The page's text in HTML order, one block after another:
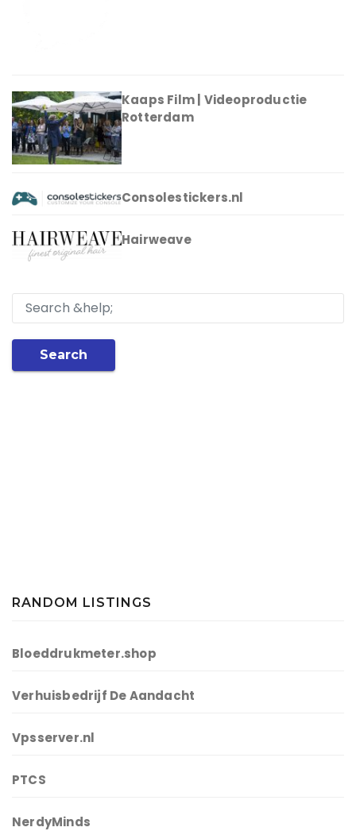
Kaaps Film | Videoproductie
Rotterdam
Consolestickers.nl
Hairweave
Search
RANDOM LISTINGS
Bloeddrukmeter.shop
Verhuisbedrijf De Aandacht
Vpsserver.nl
PTCS
NerdyMinds